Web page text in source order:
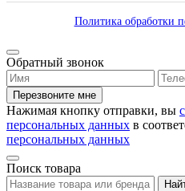
Политика обработки
Обратный звонок
Перезвоните мне
Нажимая кнопку отправки, вы
персональных данных в
персональных данных
Поиск товара